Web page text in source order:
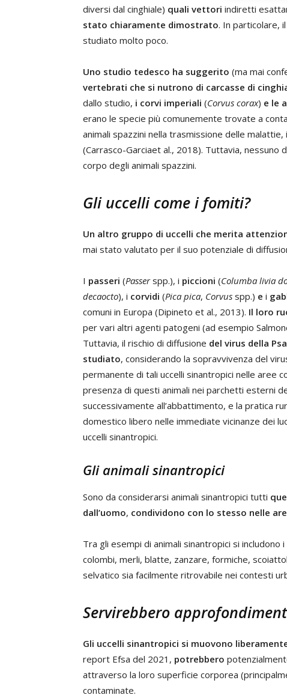
diversi dal cinghiale) quali vettori indiretti
stato chiaramente dimostrato. In particolare,
studiato molto poco.
Uno studio tedesco ha suggerito (ma mai
vertebrati che si nutrono di carcasse di
dallo studio, i corvi imperiali (Corvus corax) e le
erano le specie più comunemente trovate a
animali spazzini nella trasmissione delle
(Carrasco-Garciaet al., 2018). Tuttavia, nessuno
corpo degli animali spazzini.
Gli uccelli come i fomiti?
Un altro gruppo di uccelli che merita
mai stato valutato per il suo potenziale di
I passeri (Passerspp.), i piccioni (Columba livia
decaocto), i corvidi (Pica pica, Corvus spp.) e i
comuni in Europa (Dipineto et al., 2013). Il loro
per vari altri agenti patogeni (ad esempio
Tuttavia, il rischio di diffusione del virus della Psa
studiato, considerando la sopravvivenza del
permanente di tali uccelli sinantropici nelle aree
presenza di questi animali nei parchetti esterni
successivamente all’abbattimento, e la pratica
domestico libero nelle immediate vicinanze dei
uccelli sinantropici.
Gli animali sinantropici
Sono da considerarsi animali sinantropici tutti
dall’uomo, condividono con lo stesso nelle
Tra gli esempi di animali sinantropici si
colombi, merli, blatte, zanzare, formiche,
selvatico sia facilmente ritrovabile nei contesti
Servirebbero
Gli uccelli sinantropici si muovono
report Efsa del 2021, potrebbero
attraverso la loro superficie corporea
contaminate.